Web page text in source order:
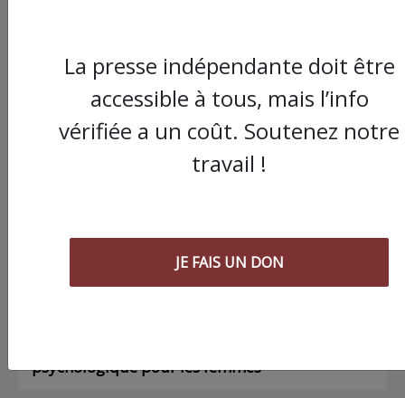
Commander le dernier numéro papier du
Poing !
AGORA
psychologique pour les femmes
La presse indépendante doit être
accessible à tous, mais l’info
vérifiée a un coût. Soutenez notre
travail !
JE FAIS UN DON